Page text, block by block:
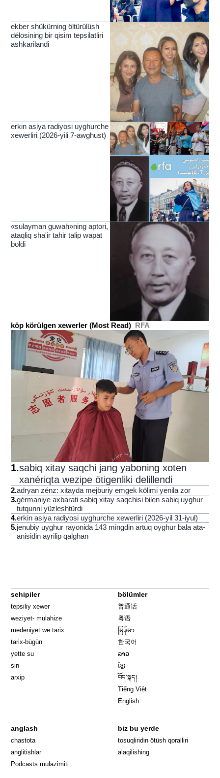
ekber shükürning öltürülüsh
délosining bir qisim tepsilatliri
ashkarilandi
erkin asiya radiyosi uyghurche
xewerliri (2026-yili 7-awghust)
«sulayman guwah»ning aptori,
ataqliq sha'ir tahir talip wapat
boldi
köp körülgen xewerler (Most Read) RFA
1.sabiq xitay saqchi jang yaboning xoten
xanériqta wezipe ötigenliki delillendi
2.adryan zénz: xitayda mejburiy emgek kölimi yenila zor
3.gérmaniye axbarati sabiq xitay saqchisi bilen sabiq uyghur
tutqunni yüzleshtürdi
4.erkin asiya radiyosi uyghurche xewerliri (2026-yil 31-iyul)
5.jenubiy uyghur rayonida 143 mingdin artuq oyghur bala ata-
anisidin ayrilip qalghan
sehipiler
tepsiliy xewer
weziyet- mulahize
medeniyet we tarix
tarix-bügün
yette su
sin
arxip
bölümler
普通话
粤语
မြန်မာ
한국어
ລາວ
ខ្មែរ
བོད་སྐད།
Tiếng Việt
English
anglash
chastota
anglitishlar
Podcasts mulazimiti
biz bu yerde
tosuqliridin ötüsh qoralliri
alaqilishing